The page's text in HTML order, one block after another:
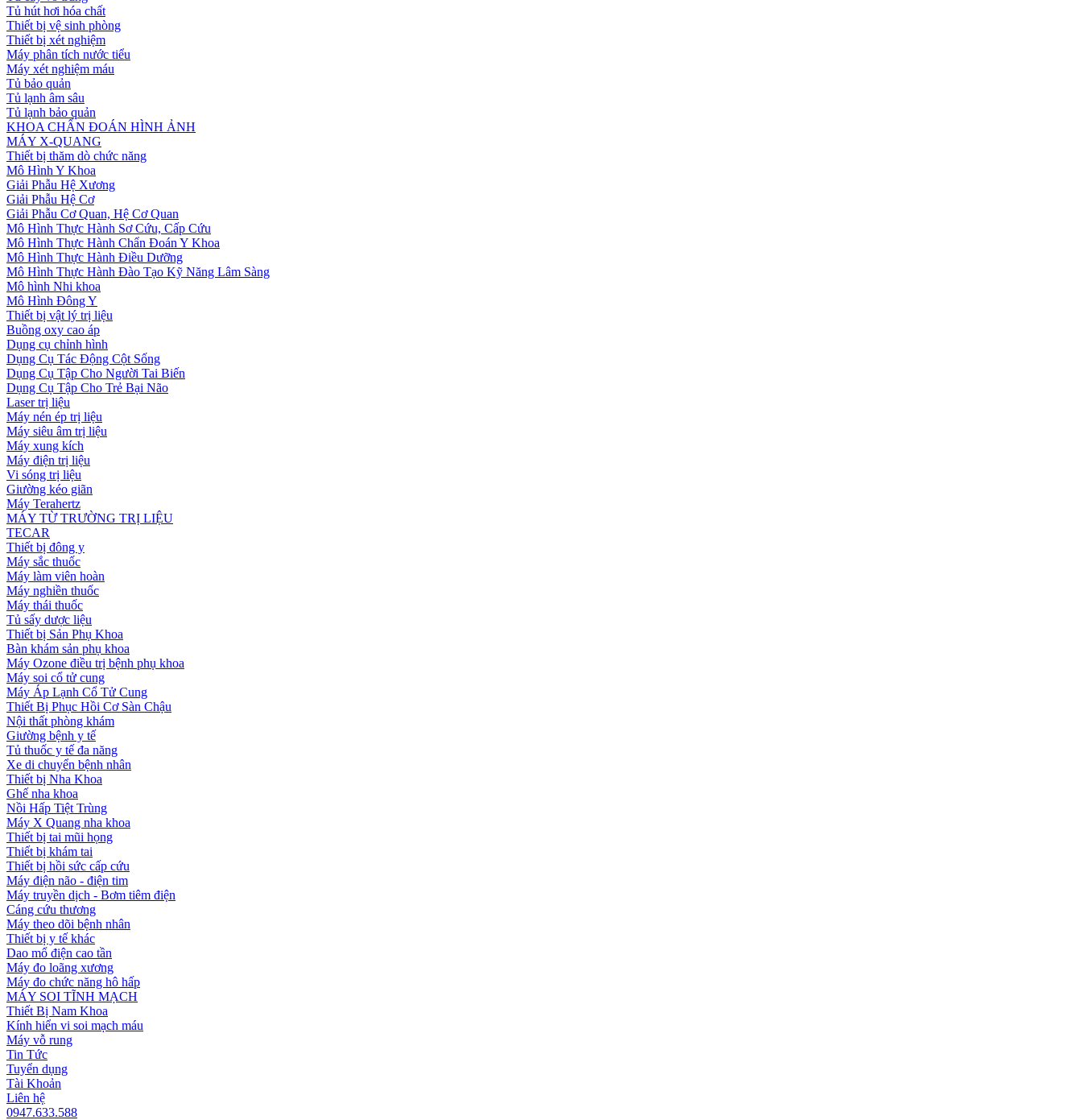
Tủ hút hơi hóa chất
Thiết bị vệ sinh phòng
Thiết bị xét nghiệm
Máy phân tích nước tiểu
Máy xét nghiệm máu
Tủ bảo quản
Tủ lạnh âm sâu
Tủ lạnh bảo quản
KHOA CHẨN ĐOÁN HÌNH ẢNH
MÁY X-QUANG
Thiết bị thăm dò chức năng
Mô Hình Y Khoa
Giải Phẫu Hệ Xương
Giải Phẫu Hệ Cơ
Giải Phẫu Cơ Quan, Hệ Cơ Quan
Mô Hình Thực Hành Sơ Cứu, Cấp Cứu
Mô Hình Thực Hành Chẩn Đoán Y Khoa
Mô Hình Thực Hành Điều Dưỡng
Mô Hình Thực Hành Đào Tạo Kỹ Năng Lâm Sàng
Mô hình Nhi khoa
Mô Hình Đông Y
Thiết bị vật lý trị liệu
Buồng oxy cao áp
Dụng cụ chỉnh hình
Dụng Cụ Tác Động Cột Sống
Dụng Cụ Tập Cho Người Tai Biến
Dụng Cụ Tập Cho Trẻ Bại Não
Laser trị liệu
Máy nén ép trị liệu
Máy siêu âm trị liệu
Máy xung kích
Máy điện trị liệu
Vi sóng trị liệu
Giường kéo giãn
Máy Terahertz
MÁY TỪ TRƯỜNG TRỊ LIỆU
TECAR
Thiết bị đông y
Máy sắc thuốc
Máy làm viên hoàn
Máy nghiền thuốc
Máy thái thuốc
Tủ sấy dược liệu
Thiết bị Sản Phụ Khoa
Bàn khám sản phụ khoa
Máy Ozone điều trị bệnh phụ khoa
Máy soi cổ tử cung
Máy Áp Lạnh Cổ Tử Cung
Thiết Bị Phục Hồi Cơ Sàn Chậu
Nội thất phòng khám
Giường bệnh y tế
Tủ thuốc y tế đa năng
Xe di chuyển bệnh nhân
Thiết bị Nha Khoa
Ghế nha khoa
Nồi Hấp Tiệt Trùng
Máy X Quang nha khoa
Thiết bị tai mũi họng
Thiết bị khám tai
Thiết bị hồi sức cấp cứu
Máy điện não - điện tim
Máy truyền dịch - Bơm tiêm điện
Cáng cứu thương
Máy theo dõi bệnh nhân
Thiết bị y tế khác
Dao mổ điện cao tần
Máy đo loãng xương
Máy đo chức năng hô hấp
MÁY SOI TĨNH MẠCH
Thiết Bị Nam Khoa
Kính hiển vi soi mạch máu
Máy vỗ rung
Tin Tức
Tuyển dụng
Tài Khoản
Liên hệ
0947.633.588